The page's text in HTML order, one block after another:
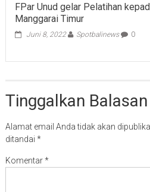
FPar Unud gelar Pelatihan
Manggarai Timur
Juni 8, 2022 Spotbalinews 0
Tinggalkan Balasan
Alamat email Anda tidak akan
ditandai *
Komentar*